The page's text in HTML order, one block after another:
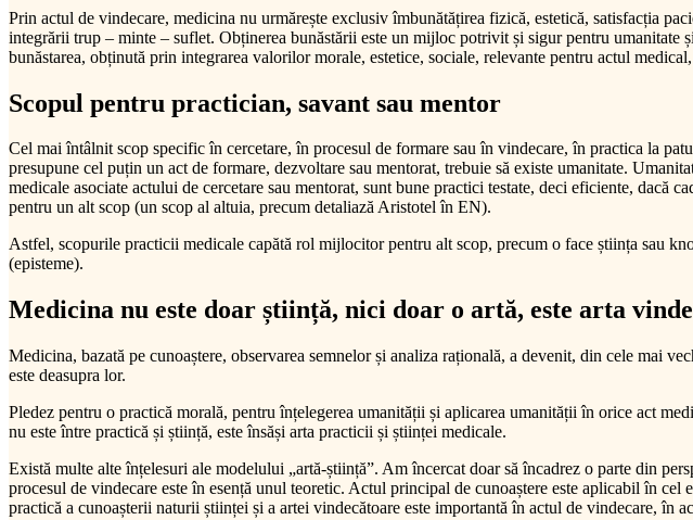
Prin actul de vindecare, medicina nu urmărește exclusiv îmbunătățirea fizică, estetică, satisfacția
integrării trup – minte – suflet. Obținerea bunăstării este un mijloc potrivit și sigur pentru umanitate
bunăstarea, obținută prin integrarea valorilor morale, estetice, sociale, relevante pentru actul
Scopul pentru practician, savant sau mentor
Cel mai întâlnit scop specific în cercetare, în procesul de formare sau în vindecare, în practica la
presupune cel puțin un act de formare, dezvoltare sau mentorat, trebuie să existe umanitate.
medicale asociate actului de cercetare sau mentorat, sunt bune practici testate, deci eficiente,
pentru un alt scop (un scop al altuia, precum detaliază Aristotel în EN).
Astfel, scopurile practicii medicale capătă rol mijlocitor pentru alt scop, precum o face știința sau
(episteme).
Medicina nu este doar știință, nici doar o artă, este arta
Medicina, bazată pe cunoaștere, observarea semnelor și analiza rațională, a devenit, din cele mai
este deasupra lor.
Pledez pentru o practică morală, pentru înțelegerea umanității și aplicarea umanității în orice act
nu este între practică și știință, este însăși arta practicii și științei medicale.
Există multe alte înțelesuri ale modelului „artă-știință”. Am încercat doar să încadrez o parte din
procesul de vindecare este în esență unul teoretic. Actul principal de cunoaștere este aplicabil în
practică a cunoașterii naturii științei și a artei vindecătoare este importantă în actul de vindecare,